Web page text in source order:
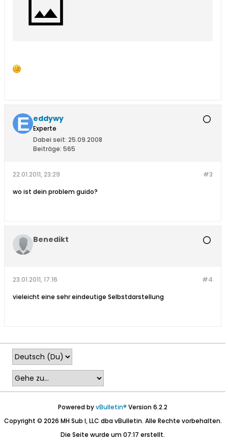
eddywy
Experte
Dabei seit: 25.09.2008
Beiträge: 565
#3
22.01.2011, 23:29
wo ist dein problem guido?
Benedikt
#4
23.01.2011, 17:16
vieleicht eine sehr eindeutige Selbstdarstellung
Powered byvBulletin® Version 6.2.2
Copyright © 2026 MH Sub I, LLC dba vBulletin. Alle Rechte vorbehalten.
Die Seite wurde um 07:17 erstellt.